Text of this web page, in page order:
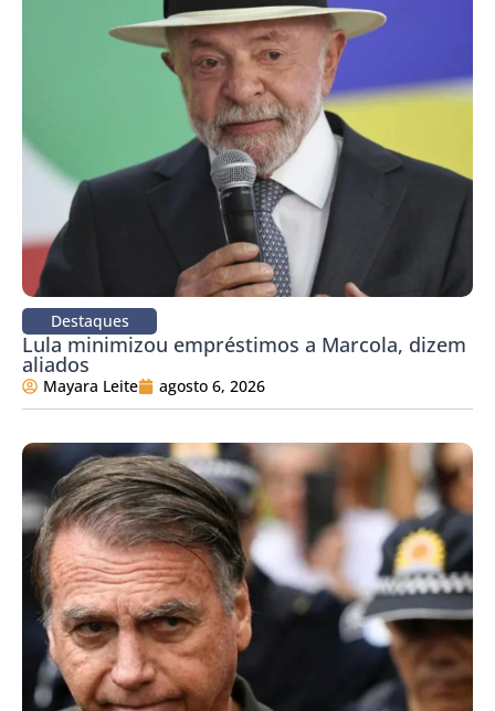
Destaques
Lula minimizou empréstimos a Marcola, dizem
aliados
Mayara Leite agosto 6, 2026